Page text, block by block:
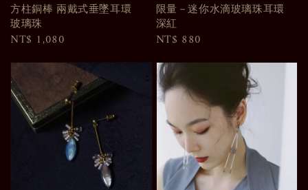
方柱銅棒 兩戴式垂墜耳環
玻璃珠
Regular
NT$ 1,080
限量－迷你水滴玻璃珠耳環
深紅
Regular
NT$ 880